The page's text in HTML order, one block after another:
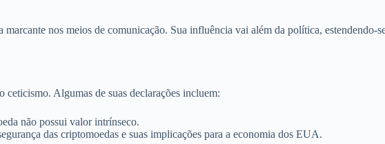
nos meios de comunicação. Sua influência vai além da política, estendendo-
ceticismo. Algumas de suas declarações incluem:
não possui valor intrínseco.
das criptomoedas e suas implicações para a economia dos EUA.